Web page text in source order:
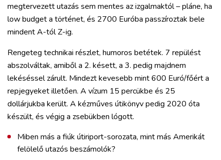
megtervezett utazás sem mentes az izgalmaktól – pláne, ha
low budget a történet, és 2700 Euróba passzíroztak bele
mindent A-tól Z-ig.
Rengeteg technikai részlet, humoros betétek. 7 repülést
abszolváltak, amiből a 2. késett, a 3. pedig majdnem
lekéséssel zárult. Mindezt kevesebb mint 600 Euró/főért a
repjegyeket illetően. A vízum 15 percükbe és 25
dollárjukba került. A kézműves útikönyv pedig 2020 óta
készült, és végig a zsebükben lógott.
Miben más a fiúk útiriport-sorozata, mint más Amerikát
felölelő utazós beszámolók?